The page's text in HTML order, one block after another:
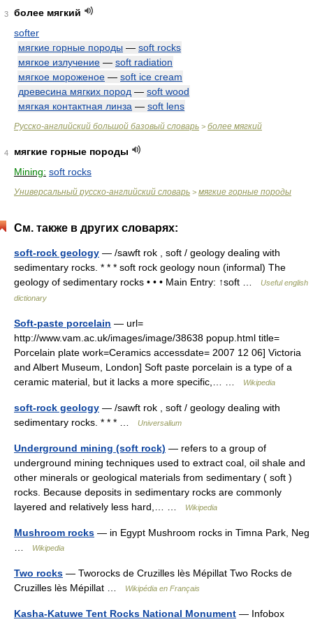
3
более мягкий
softer
мягкие горные породы — soft rocks
мягкое излучение — soft radiation
мягкое мороженое — soft ice cream
древесина мягких пород — soft wood
мягкая контактная линза — soft lens
Русско-английский большой базовый словарь > более мягкий
4
мягкие горные породы
Mining: soft rocks
Универсальный русско-английский словарь > мягкие горные породы
См. также в других словарях:
soft-rock geology — /sawft rok , soft / geology dealing with
sedimentary rocks. * * * soft rock geology noun (informal) The
geology of sedimentary rocks • • • Main Entry: ↑soft …
Useful english
dictionary
Soft-paste porcelain — url=
http://www.vam.ac.uk/images/image/38638 popup.html title=
Porcelain plate work=Ceramics accessdate= 2007 12 06] Victoria
and Albert Museum, London] Soft paste porcelain is a type of a
ceramic material, but it lacks a more specific,… …
Wikipedia
soft-rock geology — /sawft rok , soft / geology dealing with
sedimentary rocks. * * * …
Universalium
Underground mining (soft rock) — refers to a group of
underground mining techniques used to extract coal, oil shale and
other minerals or geological materials from sedimentary ( soft )
rocks. Because deposits in sedimentary rocks are commonly
layered and relatively less hard,… …
Wikipedia
Mushroom rocks — in Egypt Mushroom rocks in Timna Park, Neg
Wikipedia
Two rocks — Tworocks de Cruzilles lès Mépillat Two Rocks de
Cruzilles lès Mépillat …
Wikipédia en Français
Kasha-Katuwe Tent Rocks National Monument — Infobox